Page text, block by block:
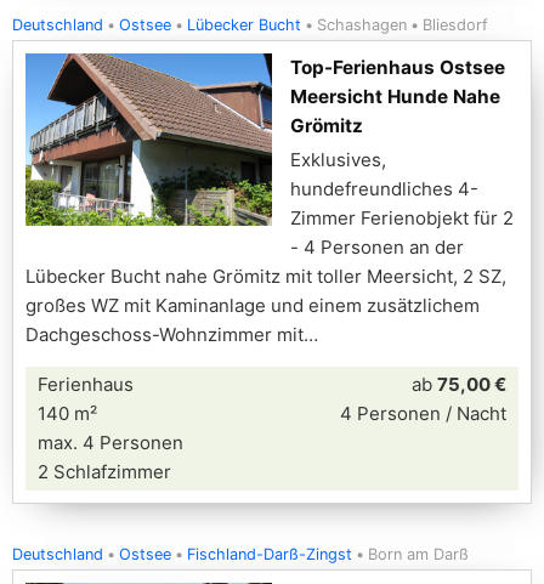
Deutschland Ostsee Lübecker Bucht Schashagen Bliesdorf
Top-Ferienhaus Ostsee
Meersicht Hunde Nahe
Grömitz
Exklusives,
hundefreundliches 4-
Zimmer Ferienobjekt für 2
- 4 Personen an der
Lübecker Bucht nahe Grömitz mit toller Meersicht, 2 SZ,
großes WZ mit Kaminanlage und einem zusätzlichem
Dachgeschoss-Wohnzimmer mit
Ferienhaus
140 m²
max. 4 Personen
2 Schlafzimmer
ab 75,00 €
4 Personen / Nacht
Deutschland Ostsee Fischland-Darß-Zingst Born am Darß